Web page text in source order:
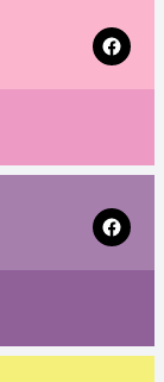
Follow
Follow